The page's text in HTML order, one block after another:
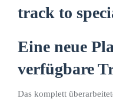
Eine neue
verfügbare
Das komplett